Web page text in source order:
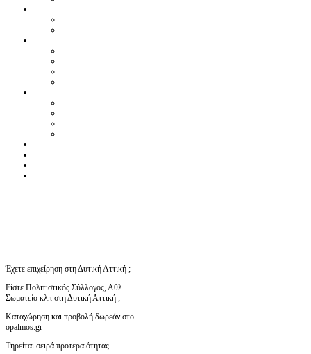
Έχετε επιχείρηση στη Δυτική Αττική ;
Είστε Πολιτιστικός Σύλλογος, Αθλ.
Σωματείο κλπ στη Δυτική Αττική ;
Καταχώρηση και προβολή δωρεάν στο
opalmos.gr
Τηρείται σειρά προτεραιότητας